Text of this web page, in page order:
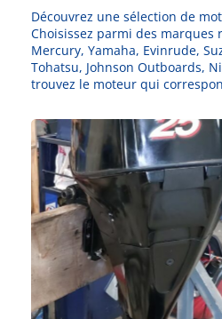
Découvrez une sélection de
Choisissez parmi des marques
Mercury, Yamaha, Evinrude,
Tohatsu, Johnson Outboards,
trouvez le moteur qui